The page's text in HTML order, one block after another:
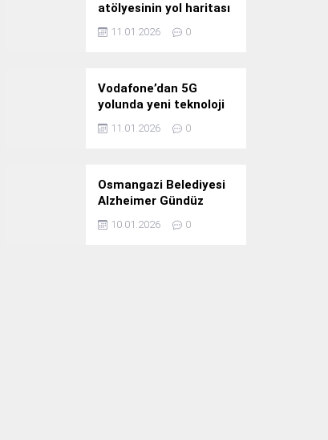
atölyesinin yol haritası
konuşuldu
11.01.2026 0
Vodafone’dan 5G
yolunda yeni teknoloji
yatırımı
11.01.2026 0
Osmangazi Belediyesi
Alzheimer Gündüz
Bakım Evi 3. Yılını
Kutladı
10.01.2026 0